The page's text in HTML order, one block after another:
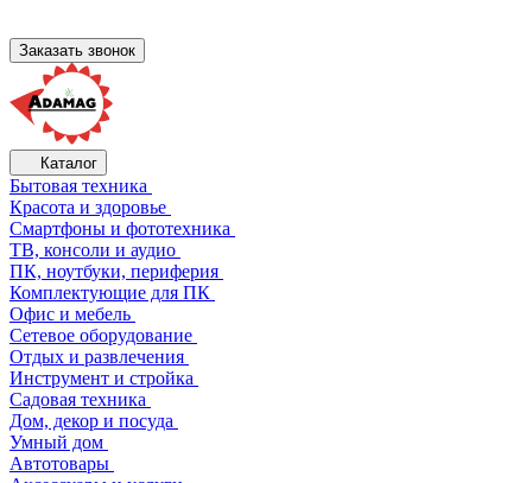
Заказать звонок
Каталог
Бытовая техника
Красота и здоровье
Смартфоны и фототехника
ТВ, консоли и аудио
ПК, ноутбуки, периферия
Комплектующие для ПК
Офис и мебель
Сетевое оборудование
Отдых и развлечения
Инструмент и стройка
Садовая техника
Дом, декор и посуда
Умный дом
Автотовары